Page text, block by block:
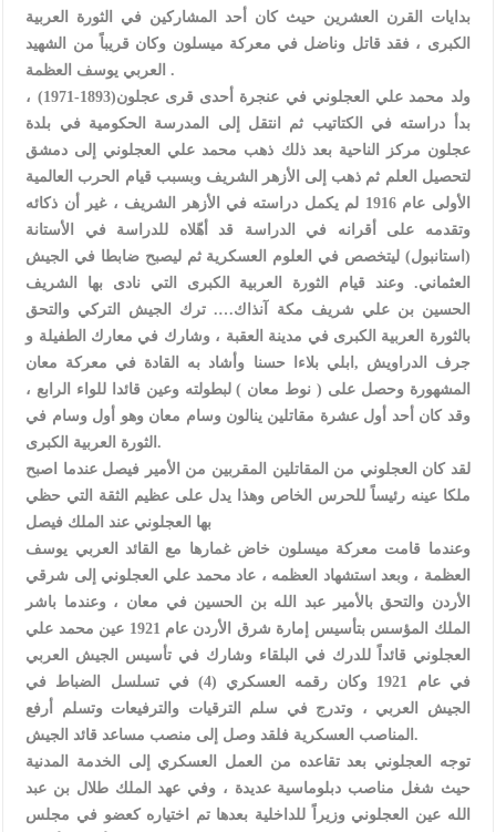
بدايات القرن العشرين حيث كان أحد المشاركين في الثورة العربية
الكبرى ، فقد قاتل وناضل في معركة ميسلون وكان قريباً من الشهيد
العربي يوسف العظمة .
ولد محمد علي العجلوني في عنجرة أحدى قرى عجلون(1893-1971) ،
بدأ دراسته في الكتاتيب ثم انتقل إلى المدرسة الحكومية في بلدة
عجلون مركز الناحية بعد ذلك ذهب محمد علي العجلوني إلى دمشق
لتحصيل العلم ثم ذهب إلى الأزهر الشريف وبسبب قيام الحرب العالمية
الأولى عام 1916 لم يكمل دراسته في الأزهر الشريف ، غير أن ذكائه
وتقدمه على أقرانه في الدراسة قد أهّلاه للدراسة في الأستانة
(استانبول) ليتخصص في العلوم العسكرية ثم ليصبح ضابطا في الجيش
العثماني. وعند قيام الثورة العربية الكبرى التي نادى بها الشريف
الحسين بن علي شريف مكة آنذاك…. ترك الجيش التركي والتحق
بالثورة العربية الكبرى في مدينة العقبة ، وشارك في معارك الطفيلة و
جرف الدراويش ,ابلي بلاءا حسنا وأشاد به القادة في معركة معان
المشهورة وحصل على ( نوط معان ) لبطولته وعين قائدا للواء الرابع ،
وقد كان أحد أول عشرة مقاتلين ينالون وسام معان وهو أول وسام في
الثورة العربية الكبرى.
لقد كان العجلوني من المقاتلين المقربين من الأمير فيصل عندما اصبح
ملكا عينه رئيساً للحرس الخاص وهذا يدل على عظيم الثقة التي حظي
بها العجلوني عند الملك فيصل
وعندما قامت معركة ميسلون خاض غمارها مع القائد العربي يوسف
العظمة ، وبعد استشهاد العظمه ، عاد محمد علي العجلوني إلى شرقي
الأردن والتحق بالأمير عبد الله بن الحسين في معان ، وعندما باشر
الملك المؤسس بتأسيس إمارة شرق الأردن عام 1921 عين محمد علي
العجلوني قائداً للدرك في البلقاء وشارك في تأسيس الجيش العربي
في عام 1921 وكان رقمه العسكري (4) في تسلسل الضباط في
الجيش العربي ، وتدرج في سلم الترقيات والترفيعات وتسلم أرفع
المناصب العسكرية فلقد وصل إلى منصب مساعد قائد الجيش.
توجه العجلوني بعد تقاعده من العمل العسكري إلى الخدمة المدنية
حيث شغل مناصب دبلوماسية عديدة ، وفي عهد الملك طلال بن عبد
الله عين العجلوني وزيراً للداخلية بعدها تم اختياره كعضو في مجلس